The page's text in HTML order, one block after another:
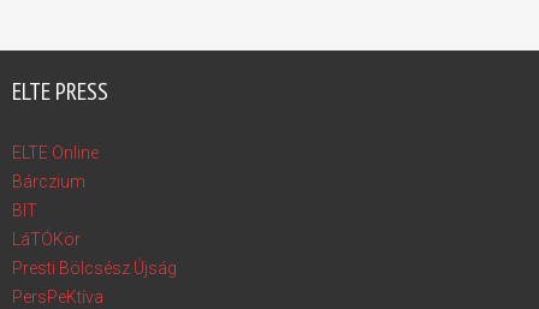
ELTE PRESS
ELTE Online
Bárczium
BIT
LáTÓKör
Presti Bölcsész Újság
PersPeKtíva